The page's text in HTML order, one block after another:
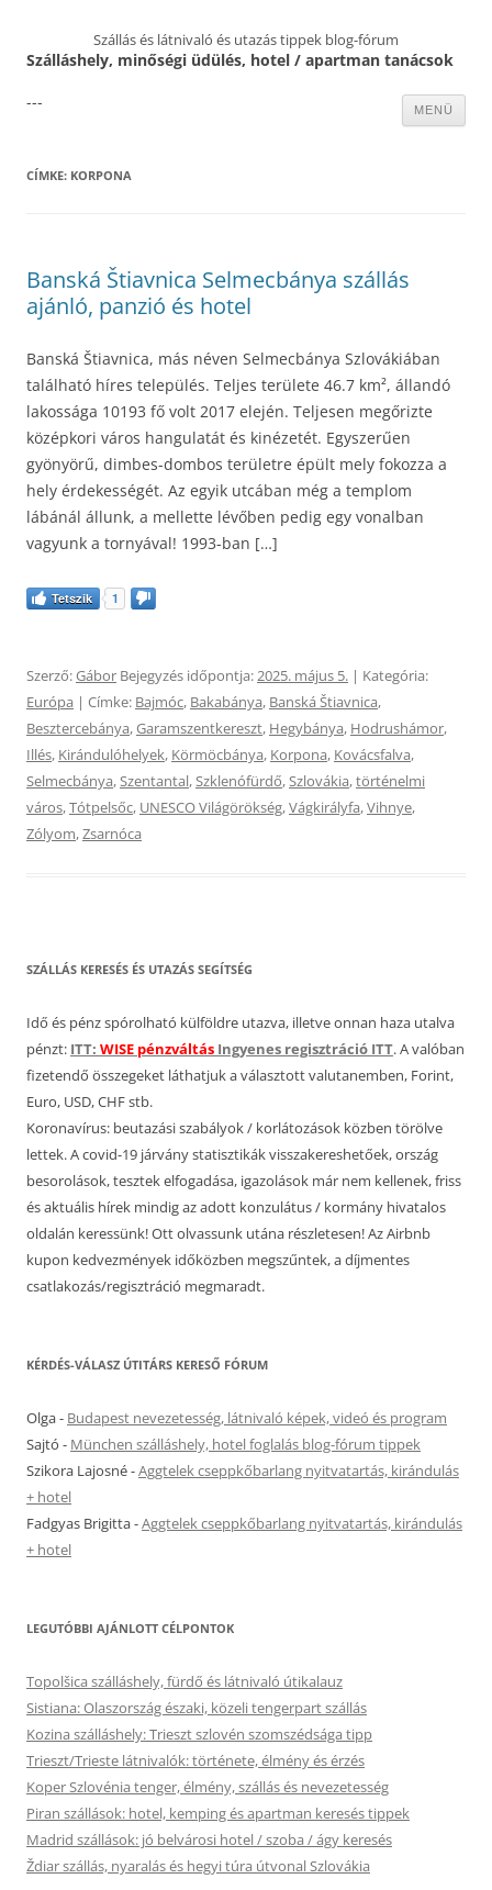
Szállás és látnivaló és utazás tippek blog-fórum
Szálláshely, minőségi üdülés, hotel / apartman tanácsok
MENÜ
---
CÍMKE: KORPONA
Banská Štiavnica Selmecbánya szállás
ajánló, panzió és hotel
Banská Štiavnica, más néven Selmecbánya Szlovákiában
található híres település. Teljes területe 46.7 km², állandó
lakossága 10193 fő volt 2017 elején. Teljesen megőrizte
középkori város hangulatát és kinézetét. Egyszerűen
gyönyörű, dimbes-dombos területre épült mely fokozza a
hely érdekességét. Az egyik utcában még a templom
lábánál állunk, a mellette lévőben pedig egy vonalban
vagyunk a tornyával! 1993-ban […]
Tetszik 1
Szerző:Gábor Bejegyzés időpontja:2025. május 5. | Kategória:
Európa | Címke: Bajmóc, Bakabánya, Banská Štiavnica,
Besztercebánya,Garamszentkereszt, Hegybánya, Hodrushámor,
Illés, Kirándulóhelyek, Körmöcbánya, Korpona, Kovácsfalva,
Selmecbánya,Szentantal,Szklenófürdő,Szlovákia,történelmi
város,Tótpelsőc, UNESCO Világörökség,Vágkirályfa,Vihnye,
Zólyom,Zsarnóca
SZÁLLÁS KERESÉS ÉS UTAZÁS SEGÍTSÉG
Idő és pénz spórolható külföldre utazva, illetve onnan haza utalva
pénzt: ITT: WISE pénzváltás Ingyenes regisztráció ITT. A valóban
fizetendő összegeket láthatjuk a választott valutanemben, Forint,
Euro, USD, CHF stb.
Koronavírus: beutazási szabályok / korlátozások közben törölve
lettek. A covid-19 járvány statisztikák visszakereshetőek, ország
besorolások, tesztek elfogadása, igazolások már nem kellenek, friss
és aktuális hírek mindig az adott konzulátus / kormány hivatalos
oldalán keressünk! Ott olvassunk utána részletesen! Az Airbnb
kupon kedvezmények időközben megszűntek, a díjmentes
csatlakozás/regisztráció megmaradt.
KÉRDÉS-VÁLASZ ÚTITÁRS KERESŐ FÓRUM
Olga- Budapest nevezetesség, látnivaló képek, videó és program
Sajtó - München szálláshely, hotel foglalás blog-fórum tippek
Szikora Lajosné-Aggtelek cseppkőbarlang nyitvatartás, kirándulás
+ hotel
Fadgyas Brigitta-Aggtelek cseppkőbarlang nyitvatartás, kirándulás
+ hotel
LEGUTÓBBI AJÁNLOTT CÉLPONTOK
Topolšica szálláshely, fürdő és látnivaló útikalauz
Sistiana: Olaszország északi, közeli tengerpart szállás
Kozina szálláshely: Trieszt szlovén szomszédsága tipp
Trieszt/Trieste látnivalók: története, élmény és érzés
Koper Szlovénia tenger, élmény, szállás és nevezetesség
Piran szállások: hotel, kemping és apartman keresés tippek
Madrid szállások: jó belvárosi hotel / szoba / ágy keresés
Ždiar szállás, nyaralás és hegyi túra útvonal Szlovákia